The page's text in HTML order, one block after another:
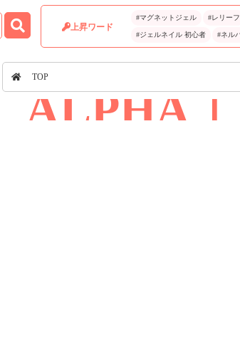
上昇ワード
#マグネットジェル #レリーフ
#ジェルネイル 初心者 #ネル
TOP
ALPHA｜